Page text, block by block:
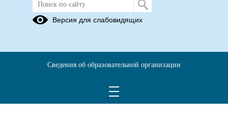
Обьектовая тренировка
24 мая 2025 года в дошкольном учреждении проведена объектовая
тренировка по теме: «Действия персонала и воспитанников
похожего на взрывное устройство».
Версия для слабовидящих
Сведения об образовательной организации